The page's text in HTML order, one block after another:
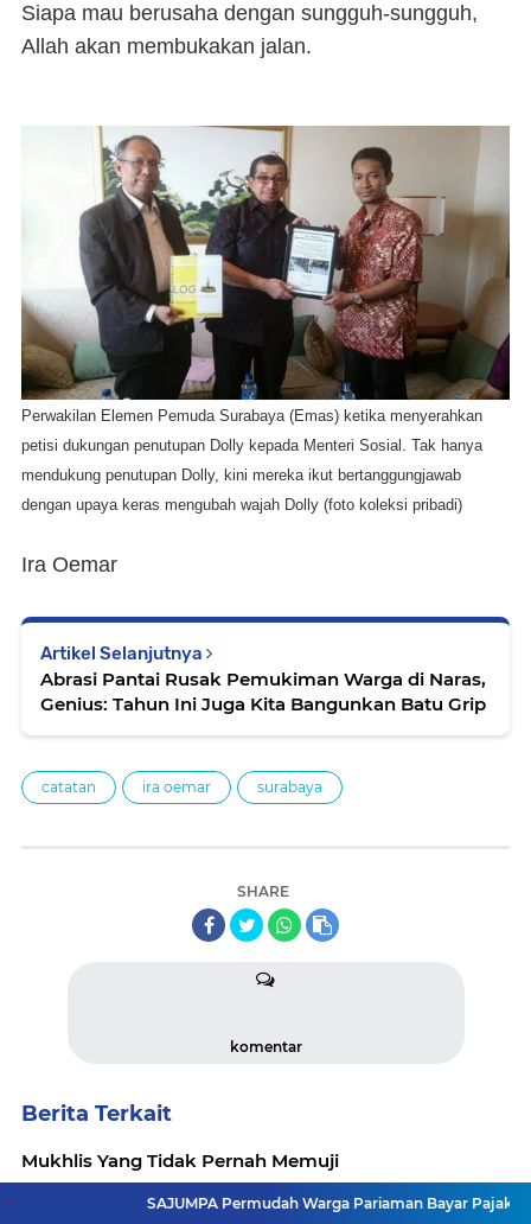
Siapa mau berusaha dengan sungguh-sungguh,
Allah akan membukakan jalan.
Perwakilan Elemen Pemuda Surabaya (Emas) ketika menyerahkan
petisi dukungan penutupan Dolly kepada Menteri Sosial. Tak hanya
mendukung penutupan Dolly, kini mereka ikut bertanggungjawab
dengan upaya keras mengubah wajah Dolly (foto koleksi pribadi)
Ira Oemar
Artikel Selanjutnya
Abrasi Pantai Rusak Pemukiman Warga di Naras,
Genius: Tahun Ini Juga Kita Bangunkan Batu Grip
catatan ira oemar surabaya
SHARE
komentar
Berita Terkait
Mukhlis Yang Tidak Pernah Memuji
Orang Kikir di Panti Asuhan
SAJUMPA Permudah Warga Pariaman Bayar Pajak